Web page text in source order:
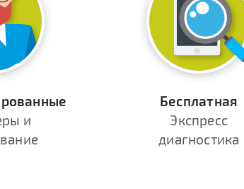
и
Бесплатная
Экспресс
диагностика